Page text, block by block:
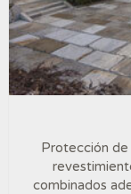
Protección
combinados